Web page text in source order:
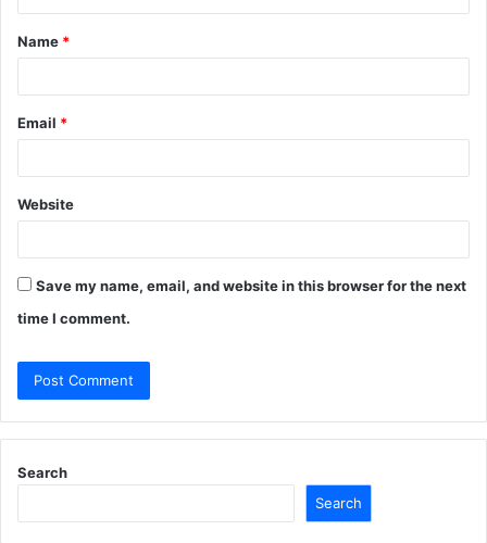
t
*
Name *
Email *
Website
Save my name, email, and website in this browser for the next
time I comment.
Search
Search